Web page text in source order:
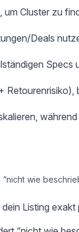
Cluster zu
Deals
Specs
Retourenrisiko),
wie
Listing exakt